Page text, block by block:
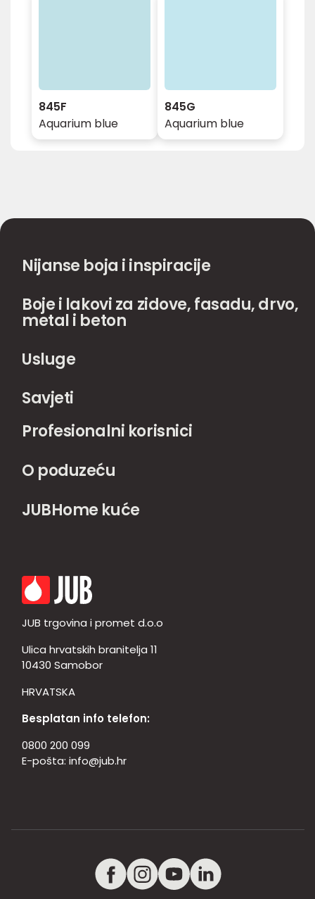
845F
Aquarium blue
845G
Aquarium blue
Nijanse boja i inspiracije
Boje i lakovi za zidove, fasadu, drvo,
metal i beton
Usluge
Savjeti
Profesionalni korisnici
O poduzeću
JUBHome kuće
JUB trgovina i promet d.o.o
Ulica hrvatskih branitelja 11
10430 Samobor
HRVATSKA
Besplatan info telefon:
0800 200 099
E-pošta: info@jub.hr